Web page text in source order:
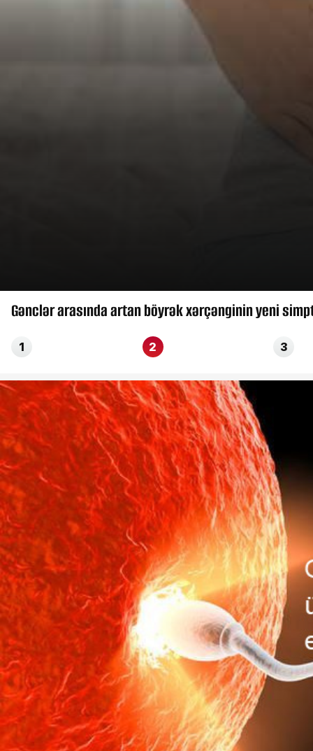
Gənclər arasında artan böyrək xərçənginin yeni
1 2 3